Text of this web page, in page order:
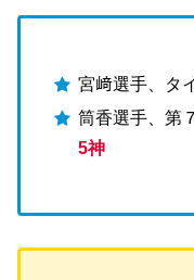
宮﨑選手、タ
筒香選手、第
5神